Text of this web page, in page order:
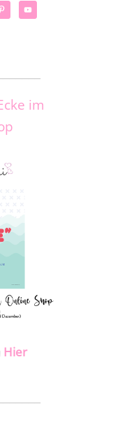
im
Hier